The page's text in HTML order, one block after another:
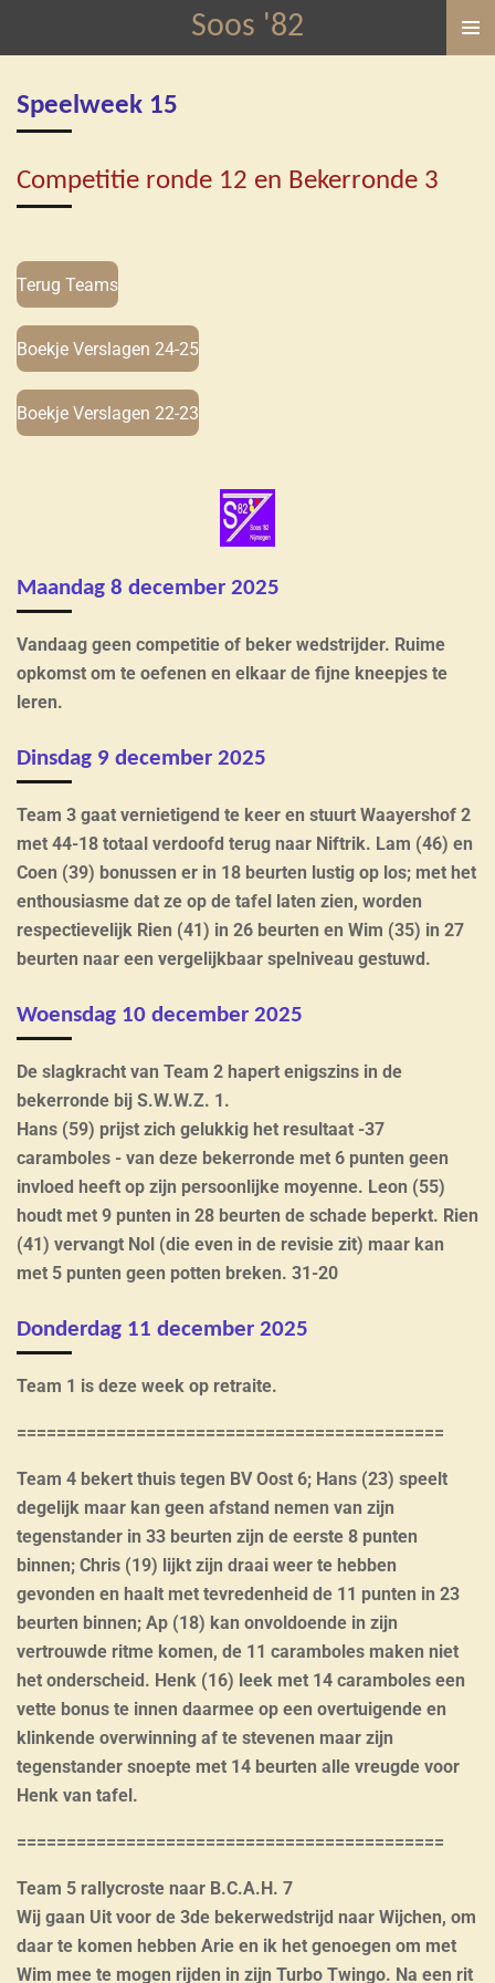
direct
de
hoofdinhoud
Soos '82
Speelweek 15
Competitie ronde 12 en Bekerronde 3
Terug Teams
Boekje Verslagen 24-25
Boekje Verslagen 22-23
Maandag 8 december 2025
Vandaag geen competitie of beker wedstrijder. Ruime
opkomst om te oefenen en elkaar de fijne kneepjes te
leren.
Dinsdag 9 december 2025
Team 3 gaat vernietigend te keer en stuurt Waayershof 2
met 44-18 totaal verdoofd terug naar Niftrik. Lam (46) en
Coen (39) bonussen er in 18 beurten lustig op los; met het
enthousiasme dat ze op de tafel laten zien, worden
respectievelijk Rien (41) in 26 beurten en Wim (35) in 27
beurten naar een vergelijkbaar spelniveau gestuwd.
Woensdag 10 december 2025
De slagkracht van Team 2 hapert enigszins in de
bekerronde bij S.W.W.Z. 1.
Hans (59) prijst zich gelukkig het resultaat -37
caramboles - van deze bekerronde met 6 punten geen
invloed heeft op zijn persoonlijke moyenne. Leon (55)
houdt met 9 punten in 28 beurten de schade beperkt. Rien
(41) vervangt Nol (die even in de revisie zit) maar kan
met 5 punten geen potten breken. 31-20
Donderdag 11 december 2025
Team 1 is deze week op retraite.
===========================================
Team 4 bekert thuis tegen BV Oost 6; Hans (23) speelt
degelijk maar kan geen afstand nemen van zijn
tegenstander in 33 beurten zijn de eerste 8 punten
binnen; Chris (19) lijkt zijn draai weer te hebben
gevonden en haalt met tevredenheid de 11 punten in 23
beurten binnen; Ap (18) kan onvoldoende in zijn
vertrouwde ritme komen, de 11 caramboles maken niet
het onderscheid. Henk (16) leek met 14 caramboles een
vette bonus te innen daarmee op een overtuigende en
klinkende overwinning af te stevenen maar zijn
tegenstander snoepte met 14 beurten alle vreugde voor
Henk van tafel.
===========================================
Team 5 rallycroste naar B.C.A.H. 7
Wij gaan Uit voor de 3de bekerwedstrijd naar Wijchen, om
daar te komen hebben Arie en ik het genoegen om met
Wim mee te mogen rijden in zijn Turbo Twingo. Na een rit